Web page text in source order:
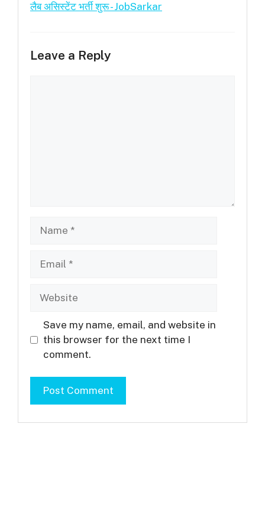
लैब असिस्टेंट भर्ती शुरू - JobSarkar
Leave a Reply
Save my name, email, and website in
this browser for the next time I
comment.